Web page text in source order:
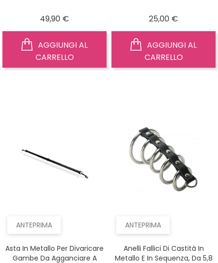
49,90 €
CARRELLO
25,00 €
CARRELLO
ANTEPRIMA
Asta In Metallo Per Divaricare
Gambe Da Agganciare A
ANTEPRIMA
Anelli Fallici Di Castità In
Metallo E In Sequenza, Da 5,8